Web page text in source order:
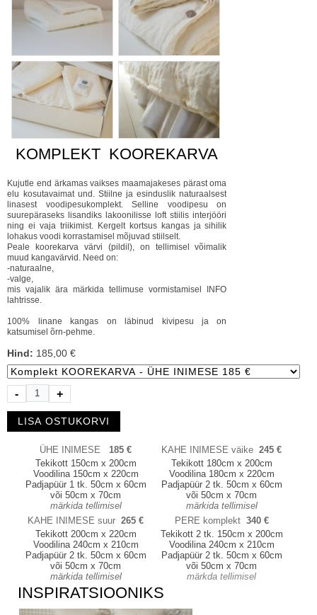
KOMPLEKT KOOREKARVA
Kujutle end ärkamas vaikses maamajakeses pärast oma
elu kosutavaimat und. Stiilne ja esinduslik naturaalsest
linasest voodipesukomplekt. Selline voodipesu on
suurepäraseks lisandiks lakoonilisse loft stiilis interjööri
ning ei vaja triikimist. Kergelt kortsus kangas ja sihilik
lohakus voodi korrastamisel mõjuvad stiilselt.
Peale koorekarva värvi (pildil), on tellimisel võimalik
muud kangavärvid. Need on:
-naturaalne,
-valge,
mis vajalik ära märkida tellimuse vormistamisel INFO
lahtrisse.
100% linane kangas on läbinud kivipesu ja on
katsumisel õrn-pehme.
Hind: 185,00 €
- +
ÜHE INIMESE185 €
Tekikott 150cm x 200cm
Voodilina 150cm x 220cm
Padjapüür 1 tk. 50cm x 60cm
või 50cm x 70cm
märkida tellimisel
KAHE INIMESE väike245 €
Tekikott 180cm x 200cm
Voodilina 180cm x 220cm
Padjapüür 2 tk. 50cm x 60cm
või 50cm x 70cm
märkida tellimisel
KAHE INIMESE suur265 €
Tekikott 200cm x 220cm
Voodilina 240cm x 210cm
Padjapüür 2 tk. 50cm x 60cm
või 50cm x 70cm
märkida tellimisel
PERE komplekt 340 €
Tekikott 2 tk. 150cm x 200cm
Voodilina 240cm x 210cm
Padjapüür 2 tk. 50cm x 60cm
või 50cm x 70cm
märkda tellimisel
INSPIRATSIOONIKS